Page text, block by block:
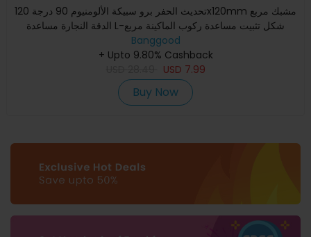
تحديث الحفر برو سبيكة الألومنيوم 90 درجة 120x120mm مشبك مربع
الدقة النجارة مساعدة L-شكل تثبيت مساعدة ركوب الماكينة مربع
Banggood
+ Upto 9.80% Cashback
USD 7.99
Buy Now